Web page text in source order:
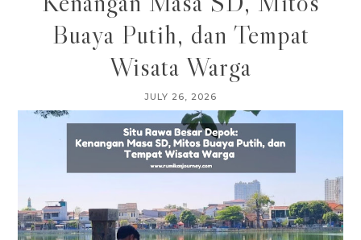
Buaya Putih, dan Tempat
Wisata Warga
JULY 26, 2026